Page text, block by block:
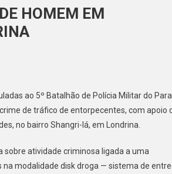
HOMEM EM
ao 5º Batalhão de Polícia Militar do
de tráfico de entorpecentes, com apoio
no bairro Shangri-lá, em Londrina.
sobre atividade criminosa ligada a uma
modalidade disk droga — sistema de